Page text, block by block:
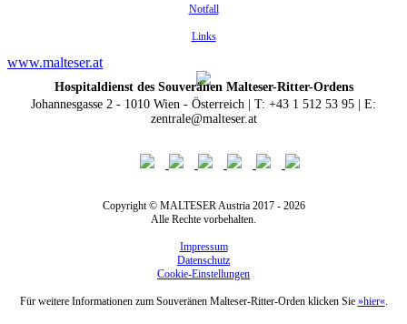
Notfall
Links
www.malteser.at
Hospitaldienst des Souveränen Malteser-Ritter-Ordens
Johannesgasse 2 - 1010 Wien - Österreich | T: +43 1 512 53 95 | E:
zentrale@malteser.at
Copyright © MALTESER Austria 2017 - 2026
Alle Rechte vorbehalten.
Impressum
Datenschutz
Cookie-Einstellungen
Für weitere Informationen zum Souveränen Malteser-Ritter-Orden klicken Sie »hier«.